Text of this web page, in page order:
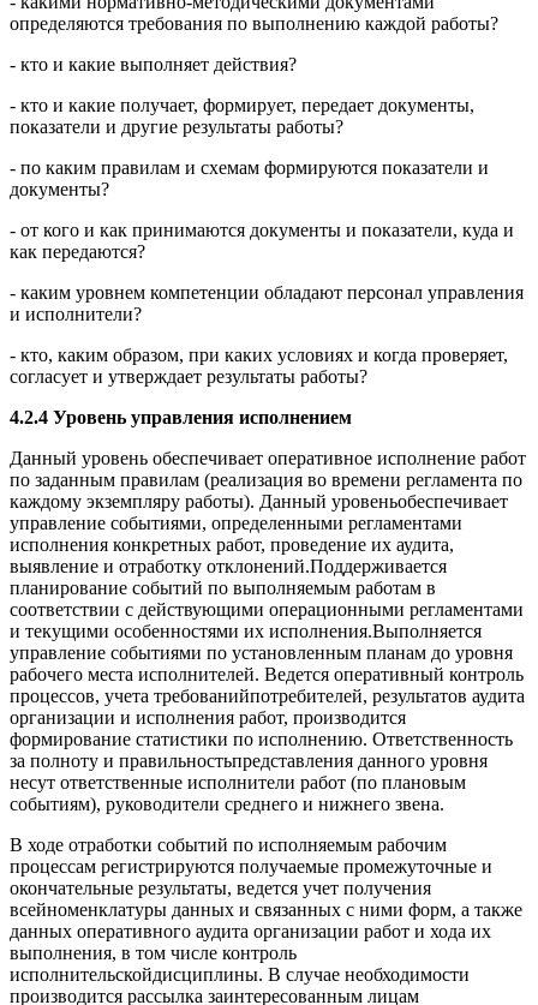
определяются требования по выполнению каждой работы?
- кто и какие выполняет действия?
- кто и какие получает, формирует, передает документы,
показатели и другие результаты работы?
- по каким правилам и схемам формируются показатели и
документы?
- от кого и как принимаются документы и показатели, куда и
как передаются?
- каким уровнем компетенции обладают персонал управления
и исполнители?
- кто, каким образом, при каких условиях и когда проверяет,
согласует и утверждает результаты работы?
4.2.4 Уровень управления исполнением
Данный уровень обеспечивает оперативное исполнение работ
по заданным правилам (реализация во времени регламента по
каждому экземпляру работы). Данный уровеньобеспечивает
управление событиями, определенными регламентами
исполнения конкретных работ, проведение их аудита,
выявление и отработку отклонений.Поддерживается
планирование событий по выполняемым работам в
соответствии с действующими операционными регламентами
и текущими особенностями их исполнения.Выполняется
управление событиями по установленным планам до уровня
рабочего места исполнителей. Ведется оперативный контроль
процессов, учета требованийпотребителей, результатов аудита
организации и исполнения работ, производится
формирование статистики по исполнению. Ответственность
за полноту и правильностьпредставления данного уровня
несут ответственные исполнители работ (по плановым
событиям), руководители среднего и нижнего звена.
В ходе отработки событий по исполняемым рабочим
процессам регистрируются получаемые промежуточные и
окончательные результаты, ведется учет получения
всейноменклатуры данных и связанных с ними форм, а также
данных оперативного аудита организации работ и хода их
выполнения, в том числе контроль
исполнительскойдисциплины. В случае необходимости
производится рассылка заинтересованным лицам